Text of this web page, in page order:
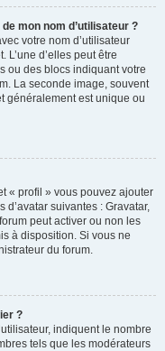
mon nom d’utilisateur ?
votre nom d’utilisateur
L’une d’elles peut être
ou des blocs indiquant votre
La seconde image, souvent
généralement est unique ou
« profil » vous pouvez ajouter
d’avatar suivantes : Gravatar,
peut activer ou non les
à disposition. Si vous ne
du forum.
?
indiquent le nombre
tels que les modérateurs